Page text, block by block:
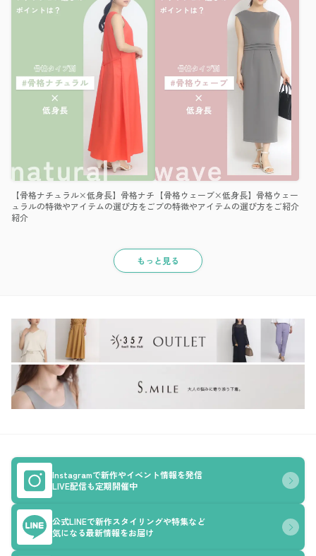
【骨格ナチュラル×低身長】骨格ナチ
ュラルの特徴やアイテムの選び方をご
紹介
【骨格ウェーブ×低身長】骨格ウェー
ブの特徴やアイテムの選び方をご紹介
もっと見る
Instagramで新作やイベント情報を発信
LIVE配信も定期開催中
公式LINEで新作スタイリングや特集など
気になる最新情報をお届け